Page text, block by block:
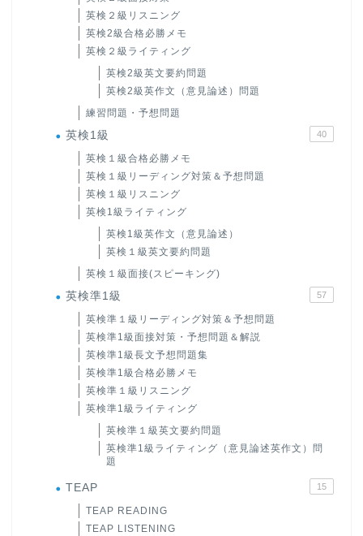
英検２級リスニング
英検2級合格必勝メモ
英検２級ライティング
英検2級英文要約問題
英検2級英作文（意見論述）問題
練習問題・予想問題
英検1級 40
英検１級合格必勝メモ
英検１級リーディング対策＆予想問題
英検１級リスニング
英検1級ライティング
英検1級英作文（意見論述）
英検１級英文要約問題
英検１級面接(スピーキング)
英検準1級 57
英検準１級リーディング対策＆予想問題
英検準1級面接対策・予想問題＆解説
英検準1級長文予想問題集
英検準1級合格必勝メモ
英検準１級リスニング
英検準1級ライティング
英検準１級英文要約問題
英検準1級ライティング（意見論述英作文）問
題
TEAP 15
TEAP READING
TEAP LISTENING